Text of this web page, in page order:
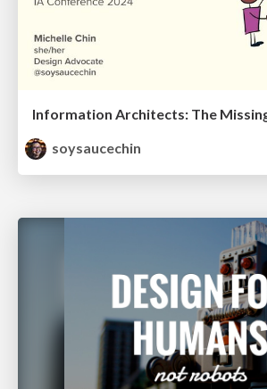
soysaucechin